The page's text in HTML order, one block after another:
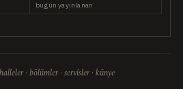
bugün yayınlanan
· bölümler · servisler · künye